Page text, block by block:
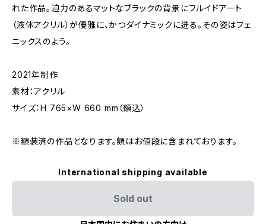
れた作品。迫力のあるマットなブラックの背景にフルイドアート
（液体アクリル）が優雅に、かつダイナミックに迸る。その姿はフェ
ニックスのよう。
2021年制作
素材：アクリル
サイズ：H 765×W 660 mm（額込）
※額装済の作品となります。額はお値段に含まれております。
International shipping available
Sold out